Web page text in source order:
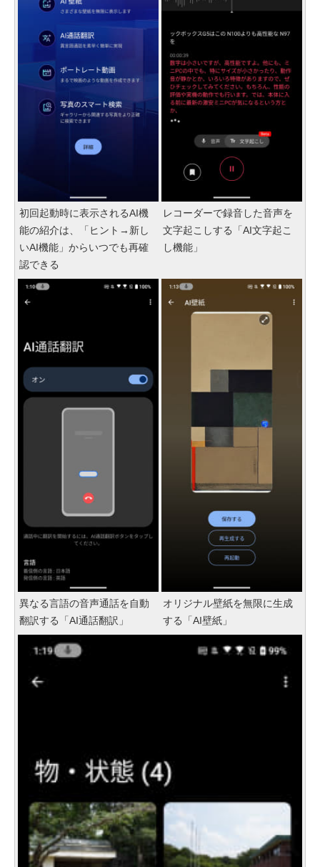
初回起動時に表示されるAI機
能の紹介は、「ヒント→新し
いAI機能」からいつでも再確
認できる
レコーダーで録音した音声を
文字起こしする「AI文字起こ
し機能」
異なる言語の音声通話を自動
翻訳する「AI通話翻訳」
オリジナル壁紙を無限に生成
する「AI壁紙」